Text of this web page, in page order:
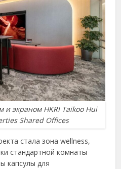
и экраном HKRI Taikoo Hui
Shared Offices
стала зона wellness,
стандартной комнаты
капсулы для